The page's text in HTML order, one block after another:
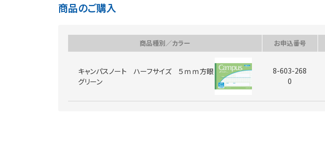
商品のご購入
商品種別／カラー お申込番号
キャンパスノート ハーフサイズ ５ｍｍ方眼
グリーン
8-603-268
0